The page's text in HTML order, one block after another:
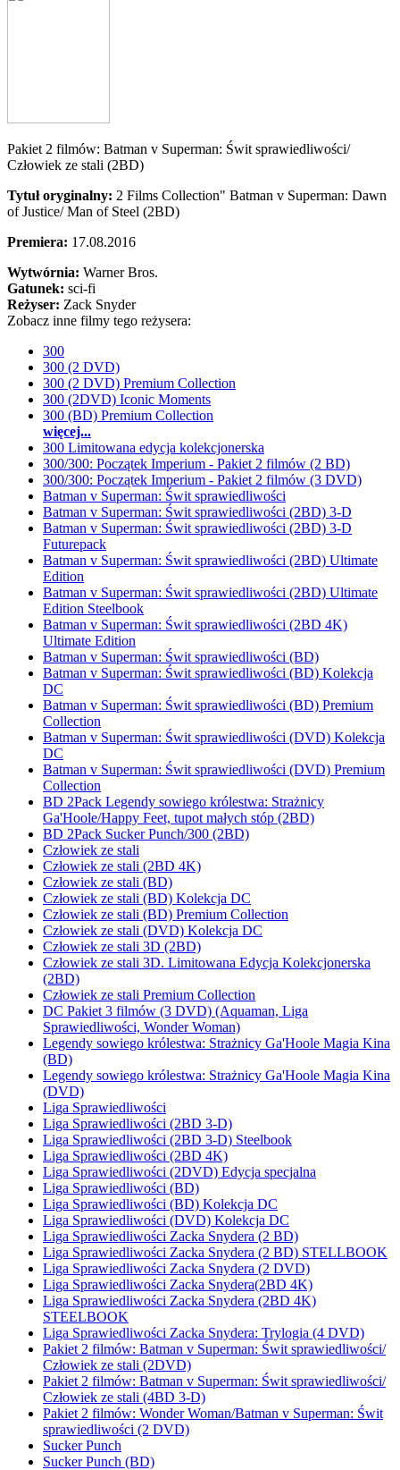
Pakiet 2 filmów: Batman v Superman: Świt sprawiedliwości/
Człowiek ze stali (2BD)
Tytuł oryginalny: 2 Films Collection" Batman v Superman: Dawn
of Justice/ Man of Steel (2BD)
Premiera: 17.08.2016
Wytwórnia: Warner Bros.
Gatunek: sci-fi
Reżyser: Zack Snyder
Zobacz inne filmy tego reżysera:
300
300 (2 DVD)
300 (2 DVD) Premium Collection
300 (2DVD) Iconic Moments
300 (BD) Premium Collection
więcej...
300 Limitowana edycja kolekcjonerska
300/300: Początek Imperium - Pakiet 2 filmów (2 BD)
300/300: Początek Imperium - Pakiet 2 filmów (3 DVD)
Batman v Superman: Świt sprawiedliwości
Batman v Superman: Świt sprawiedliwości (2BD) 3-D
Batman v Superman: Świt sprawiedliwości (2BD) 3-D
Futurepack
Batman v Superman: Świt sprawiedliwości (2BD) Ultimate
Edition
Batman v Superman: Świt sprawiedliwości (2BD) Ultimate
Edition Steelbook
Batman v Superman: Świt sprawiedliwości (2BD 4K)
Ultimate Edition
Batman v Superman: Świt sprawiedliwości (BD)
Batman v Superman: Świt sprawiedliwości (BD) Kolekcja
DC
Batman v Superman: Świt sprawiedliwości (BD) Premium
Collection
Batman v Superman: Świt sprawiedliwości (DVD) Kolekcja
DC
Batman v Superman: Świt sprawiedliwości (DVD) Premium
Collection
BD 2Pack Legendy sowiego królestwa: Strażnicy
Ga'Hoole/Happy Feet, tupot małych stóp (2BD)
BD 2Pack Sucker Punch/300 (2BD)
Człowiek ze stali
Człowiek ze stali (2BD 4K)
Człowiek ze stali (BD)
Człowiek ze stali (BD) Kolekcja DC
Człowiek ze stali (BD) Premium Collection
Człowiek ze stali (DVD) Kolekcja DC
Człowiek ze stali 3D (2BD)
Człowiek ze stali 3D. Limitowana Edycja Kolekcjonerska
(2BD)
Człowiek ze stali Premium Collection
DC Pakiet 3 filmów (3 DVD) (Aquaman, Liga
Sprawiedliwości, Wonder Woman)
Legendy sowiego królestwa: Strażnicy Ga'Hoole Magia Kina
(BD)
Legendy sowiego królestwa: Strażnicy Ga'Hoole Magia Kina
(DVD)
Liga Sprawiedliwości
Liga Sprawiedliwości (2BD 3-D)
Liga Sprawiedliwości (2BD 3-D) Steelbook
Liga Sprawiedliwości (2BD 4K)
Liga Sprawiedliwości (2DVD) Edycja specjalna
Liga Sprawiedliwości (BD)
Liga Sprawiedliwości (BD) Kolekcja DC
Liga Sprawiedliwości (DVD) Kolekcja DC
Liga Sprawiedliwości Zacka Snydera (2 BD)
Liga Sprawiedliwości Zacka Snydera (2 BD) STELLBOOK
Liga Sprawiedliwości Zacka Snydera (2 DVD)
Liga Sprawiedliwości Zacka Snydera(2BD 4K)
Liga Sprawiedliwości Zacka Snydera (2BD 4K)
STEELBOOK
Liga Sprawiedliwości Zacka Snydera: Trylogia (4 DVD)
Pakiet 2 filmów: Batman v Superman: Świt sprawiedliwości/
Człowiek ze stali (2DVD)
Pakiet 2 filmów: Batman v Superman: Świt sprawiedliwości/
Człowiek ze stali (4BD 3-D)
Pakiet 2 filmów: Wonder Woman/Batman v Superman: Świt
sprawiedliwości (2 DVD)
Sucker Punch
Sucker Punch (BD)